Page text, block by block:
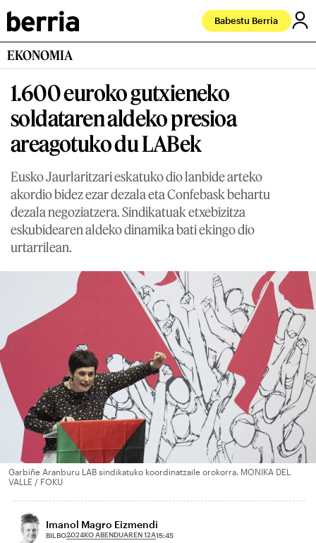
Babestu Berria
EKONOMIA
1.600 euroko gutxieneko
soldataren aldeko presioa
areagotuko du LABek
Eusko Jaurlaritzari eskatuko dio lanbide arteko
akordio bidez ezar dezala eta Confebask behartu
dezala negoziatzera. Sindikatuak etxebizitza
eskubidearen aldeko dinamika bati ekingo dio
urtarrilean.
Garbiñe Aranburu LAB sindikatuko koordinatzaile orokorra. MONIKA DEL
VALLE / FOKU
Imanol Magro Eizmendi
BILBO2024KO ABENDUAREN 12A15:45